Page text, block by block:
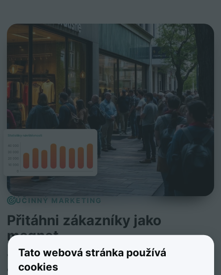
ÚČINNÝ MARKETING
Přitáhni zákazníky jako
magnet
Vyhledávače, reklamy, srovnávače, kampaně – tvůj
e‑shop je připraven na každou cestu, kterou si k tobě
Tato webová stránka používá
cookies